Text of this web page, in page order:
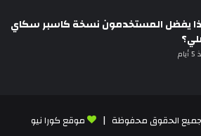
يفضل المستخدمون نسخة كاسبر سكاي
موقع كورا نيو